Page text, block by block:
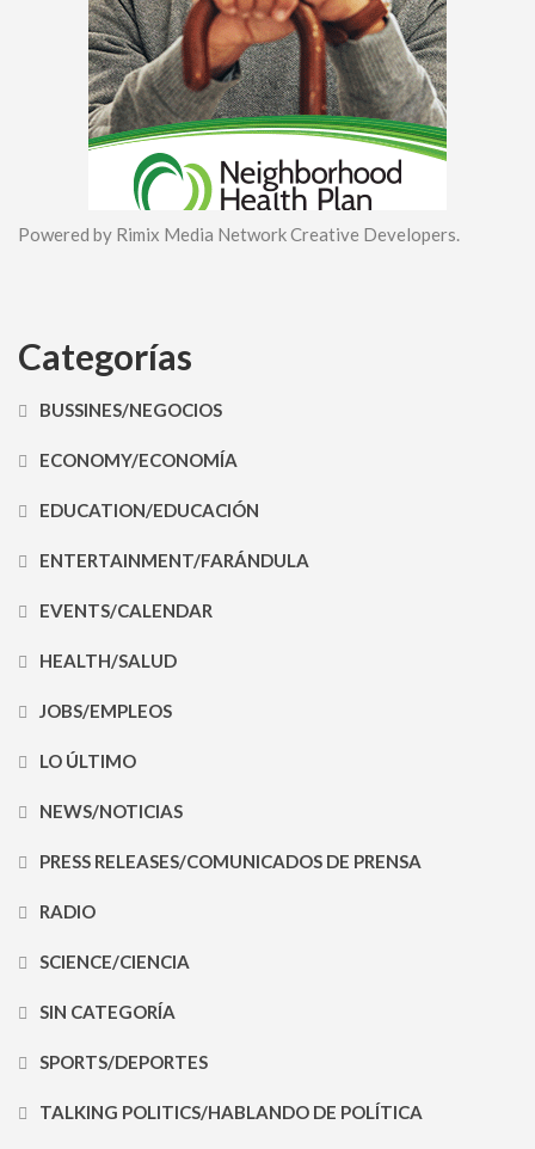
Powered by Rimix Media Network Creative Developers.
Categorías
BUSSINES/NEGOCIOS
ECONOMY/ECONOMÍA
EDUCATION/EDUCACIÓN
ENTERTAINMENT/FARÁNDULA
EVENTS/CALENDAR
HEALTH/SALUD
JOBS/EMPLEOS
LO ÚLTIMO
NEWS/NOTICIAS
PRESS RELEASES/COMUNICADOS DE PRENSA
RADIO
SCIENCE/CIENCIA
SIN CATEGORÍA
SPORTS/DEPORTES
TALKING POLITICS/HABLANDO DE POLÍTICA